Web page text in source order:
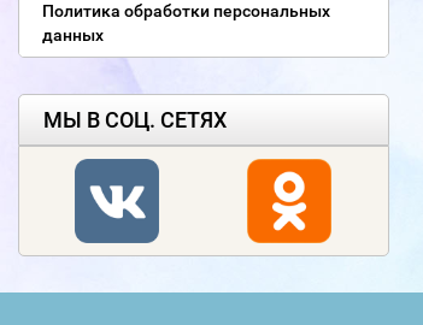
Политика обработки персональных
данных
МЫ В СОЦ. СЕТЯХ